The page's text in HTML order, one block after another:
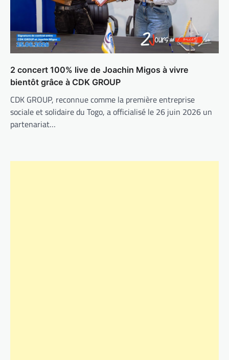
2 concert 100% live de Joachin Migos à vivre
bientôt grâce à CDK GROUP
CDK GROUP, reconnue comme la première entreprise
sociale et solidaire du Togo, a officialisé le 26 juin 2026 un
partenariat…